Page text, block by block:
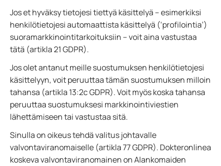
Jos et hyväksy tietojesi tiettyä käsittelyä – esimerkiksi
henkilötietojesi automaattista käsittelyä (‘profilointia’)
suoramarkkinointitarkoituksiin – voit aina vastustaa
tätä (artikla 21 GDPR).
Jos olet antanut meille suostumuksen henkilötietojesi
käsittelyyn, voit peruuttaa tämän suostumuksen milloin
tahansa (artikla 13:2c GDPR). Voit myös koska tahansa
peruuttaa suostumuksesi markkinointiviestien
lähettämiseen tai vastustaa sitä.
Sinulla on oikeus tehdä valitus johtavalle
valvontaviranomaiselle (artikla 77 GDPR). Dokteronlinea
koskeva valvontaviranomainen on Alankomaiden